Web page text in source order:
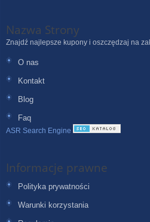
Nazwa Strony
Znajdź najlepsze kupony i oszczędzaj na
O nas
Kontakt
Blog
Faq
ASR Search Engine
Informacje prawne
Polityka prywatności
Warunki korzystania